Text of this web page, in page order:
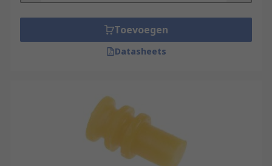
Toevoegen
Datasheets